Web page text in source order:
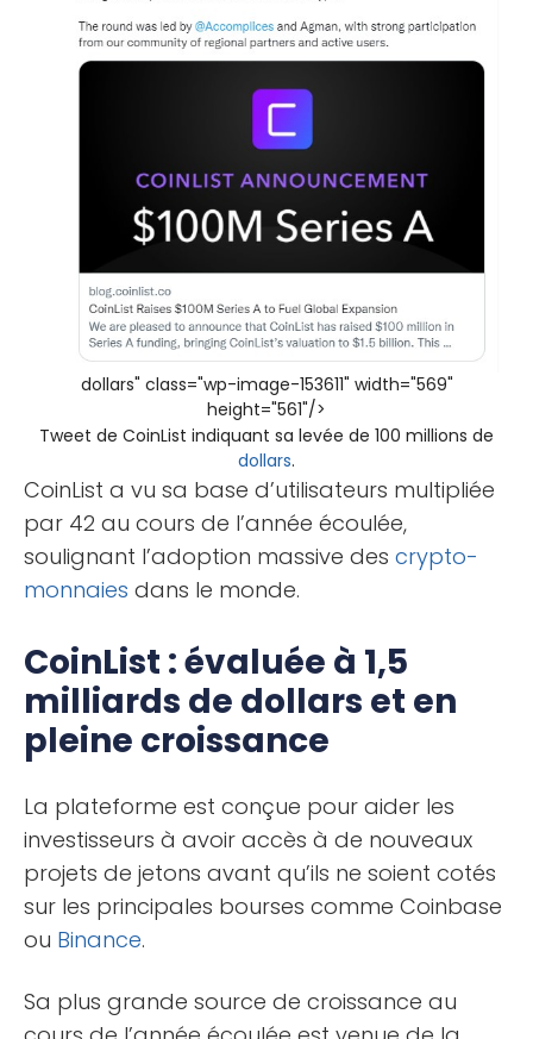
dollars" class="wp-image-153611" width="569"
height="561"/>
Tweet de CoinList indiquant sa levée de 100 millions de
dollars.
CoinList a vu sa base d’utilisateurs multipliée
par 42 au cours de l’année écoulée,
soulignant l’adoption massive des crypto-
monnaies dans le monde.
CoinList : évaluée à 1,5
milliards de dollars et en
pleine croissance
La plateforme est conçue pour aider les
investisseurs à avoir accès à de nouveaux
projets de jetons avant qu’ils ne soient cotés
sur les principales bourses comme Coinbase
ou Binance.
Sa plus grande source de croissance au